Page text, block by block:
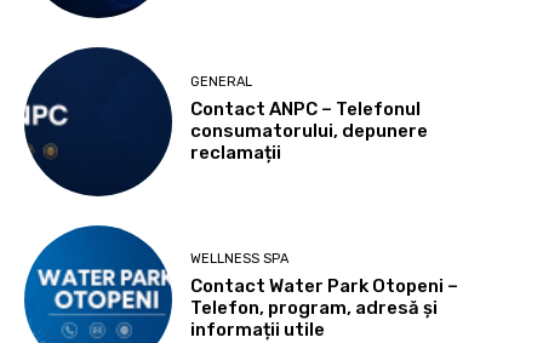
GENERAL
Contact ANPC – Telefonul
consumatorului, depunere
reclamații
WELLNESS SPA
Contact Water Park Otopeni –
Telefon, program, adresă și
informații utile